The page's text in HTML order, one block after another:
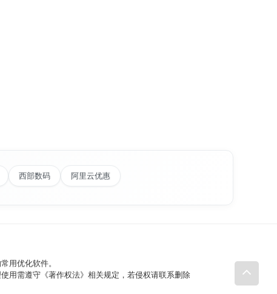
西部数码 阿里云优惠
用优化软件。
用需遵守《著作权法》相关规定，若侵权请联系删除​